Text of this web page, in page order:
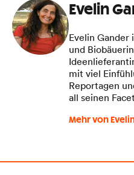
Evelin
Evelin
und
mit viel
Reportagen
all seinen
Mehr von